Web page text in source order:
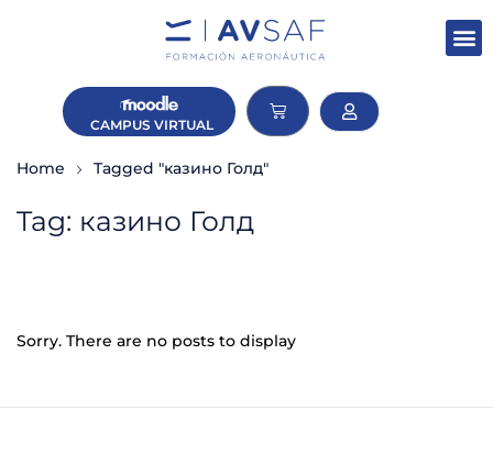
CAMPUS VIRTUAL
Tag: казино Голд
Home Tagged "казино Голд"
Sorry. There are no posts to display